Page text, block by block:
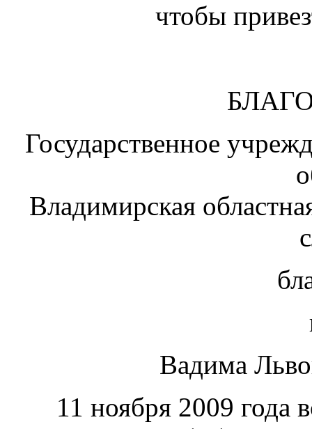
чтобы
Государственное
Владимирская
Вадима
11 ноября 2009 года